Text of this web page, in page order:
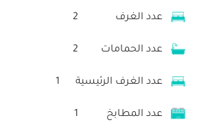
عدد الغرف 2
عدد الحمامات 2
عدد الغرف الرئيسية 1
عدد المطابخ 1